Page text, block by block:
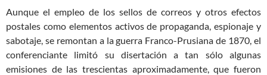
Aunque el empleo de los sellos de correos y otros efectos
postales como elementos activos de propaganda, espionaje y
sabotaje, se remontan a la guerra Franco-Prusiana de 1870, el
conferenciante limitó su disertación a tan sólo algunas
emisiones de las trescientas aproximadamente, que fueron